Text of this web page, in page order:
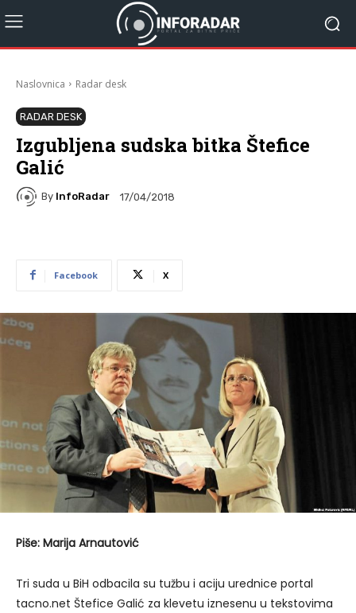
Naslovnica Radar desk
RADAR DESK
Izgubljena sudska bitka Štefice
Galić
By InfoRadar 17/04/2018
Facebook X
Piše: Marija Arnautović
Tri suda u BiH odbacila su tužbu i aciju urednice portal
tacno.net Štefice Galić za klevetu iznesenu u tekstovima